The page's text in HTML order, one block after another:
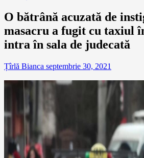
O bătrână acuzată de
masacru a fugit cu taxiul
intra în sala de judecată
Țîrlă Bianca septembrie 30, 2021